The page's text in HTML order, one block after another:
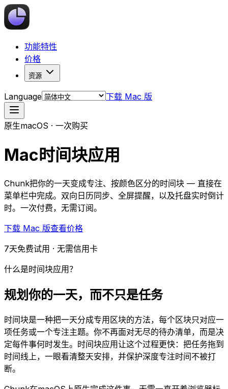
功能特性
价格
资源
Language 下载 Mac 版
原生macOS · 一次购买
Mac时间块应用
Chunk把你的一天变成专注、按颜色区分的时间块 — 直接在
菜单栏中完成。双向日历同步、全屏提醒，以及托盘实时倒计
时。一次付费，无需订阅。
下载 Mac 版查看价格
7天免费试用 · 无需信用卡
什么是时间块应用？
规划你的一天，而不只是任务
时间块是一种把一天分成专用区块的方法，每个区块只对应一
项任务或一个专注主题。你不再面对无尽的待办清单，而是决
定每件事何时发生。时间块应用让这个过程更快：把任务拖到
时间线上，一眼看清整天安排，并保护深度专注时间不被打
断。